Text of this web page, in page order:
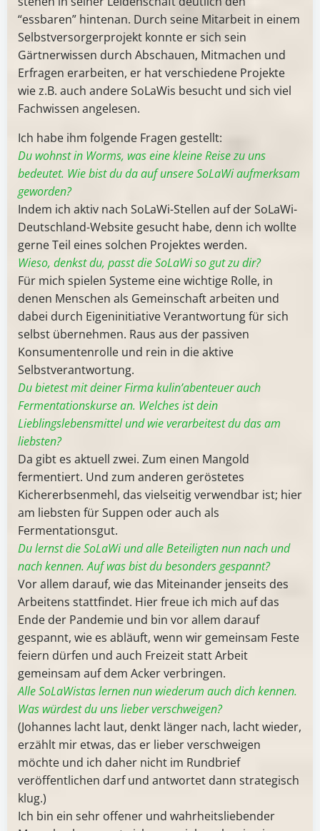
“essbaren” hintenan. Durch seine Mitarbeit in einem
Selbstversorgerprojekt konnte er sich sein
Gärtnerwissen durch Abschauen, Mitmachen und
Erfragen erarbeiten, er hat verschiedene Projekte
wie z.B. auch andere SoLaWis besucht und sich viel
Fachwissen angelesen.
Ich habe ihm folgende Fragen gestellt:
Du wohnst in Worms, was eine kleine Reise zu uns
bedeutet. Wie bist du da auf unsere SoLaWi aufmerksam
geworden?
Indem ich aktiv nach SoLaWi-Stellen auf der SoLaWi-
Deutschland-Website gesucht habe, denn ich wollte
gerne Teil eines solchen Projektes werden.
Wieso, denkst du, passt die SoLaWi so gut zu dir?
Für mich spielen Systeme eine wichtige Rolle, in
denen Menschen als Gemeinschaft arbeiten und
dabei durch Eigeninitiative Verantwortung für sich
selbst übernehmen. Raus aus der passiven
Konsumentenrolle und rein in die aktive
Selbstverantwortung.
Du bietest mit deiner Firma kulin’abenteuer auch
Fermentationskurse an. Welches ist dein
Lieblingslebensmittel und wie verarbeitest du das am
liebsten?
Da gibt es aktuell zwei. Zum einen Mangold
fermentiert. Und zum anderen geröstetes
Kichererbsenmehl, das vielseitig verwendbar ist; hier
am liebsten für Suppen oder auch als
Fermentationsgut.
Du lernst die SoLaWi und alle Beteiligten nun nach und
nach kennen. Auf was bist du besonders gespannt?
Vor allem darauf, wie das Miteinander jenseits des
Arbeitens stattfindet. Hier freue ich mich auf das
Ende der Pandemie und bin vor allem darauf
gespannt, wie es abläuft, wenn wir gemeinsam Feste
feiern dürfen und auch Freizeit statt Arbeit
gemeinsam auf dem Acker verbringen.
Alle SoLaWistas lernen nun wiederum auch dich kennen.
Was würdest du uns lieber verschweigen?
(Johannes lacht laut, denkt länger nach, lacht wieder,
erzählt mir etwas, das er lieber verschweigen
möchte und ich daher nicht im Rundbrief
veröffentlichen darf und antwortet dann strategisch
klug.)
Ich bin ein sehr offener und wahrheitsliebender